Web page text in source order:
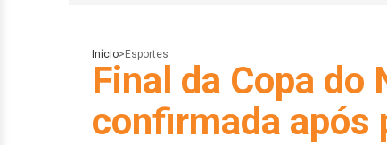
Início> Esportes
Final da Copa do
confirmada após